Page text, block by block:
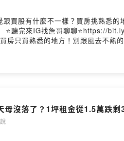
跟買股有什麼不一樣？買房挑熟悉
bit.ly/3pjItT8 ｜本集重點｜ ✔ 買過三間房！每次出手的理由大不同嗎？ ✔ 股市賺錢
熟悉的地方！別跟風去不熟的科技設廠區
⭐每週三更新上架 --Hosting
母沒落了？1坪租金從1.5萬跌剩